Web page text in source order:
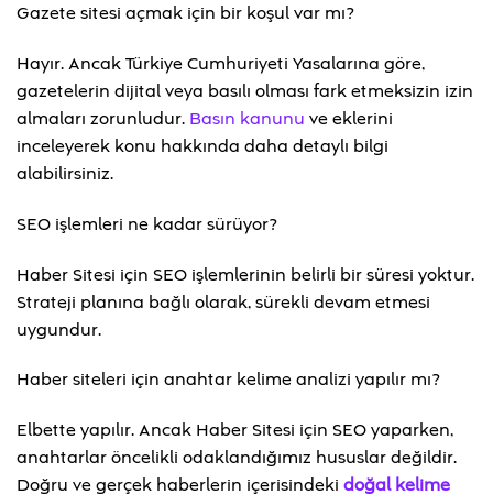
Gazete sitesi açmak için bir koşul var mı?
Hayır. Ancak Türkiye Cumhuriyeti Yasalarına göre,
gazetelerin dijital veya basılı olması fark etmeksizin izin
almaları zorunludur. Basın kanunu ve eklerini
inceleyerek konu hakkında daha detaylı bilgi
alabilirsiniz.
SEO işlemleri ne kadar sürüyor?
Haber Sitesi için SEO işlemlerinin belirli bir süresi yoktur.
Strateji planına bağlı olarak, sürekli devam etmesi
uygundur.
Haber siteleri için anahtar kelime analizi yapılır mı?
Elbette yapılır. Ancak Haber Sitesi için SEO yaparken,
anahtarlar öncelikli odaklandığımız hususlar değildir.
Doğru ve gerçek haberlerin içerisindeki doğal kelime